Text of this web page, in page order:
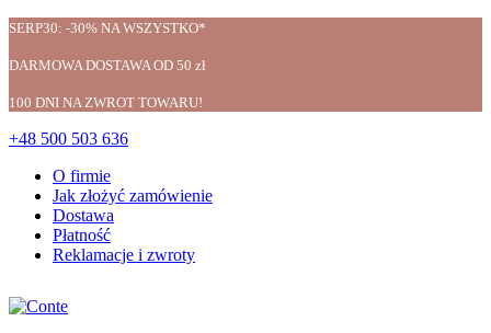
SERP30: -30% NA WSZYSTKO*
DARMOWA DOSTAWA OD 50 zł
100 DNI NA ZWROT TOWARU!
+48 500 503 636
O firmie
Jak złożyć zamówienie
Dostawa
Płatność
Reklamacje i zwroty